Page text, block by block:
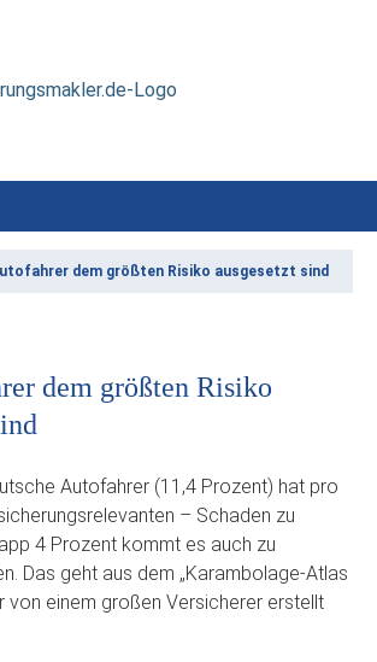
dem größten Risiko ausgesetzt sind
dem größten Risiko
Autofahrer (11,4 Prozent) hat pro
– Schaden zu
4 Prozent kommt es auch zu
Das geht aus dem „Karambolage-Atlas
von einem großen Versicherer erstellt